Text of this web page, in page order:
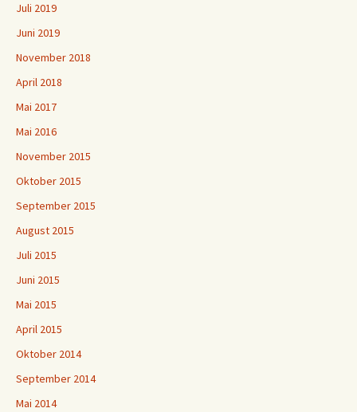
Juli 2019
Juni 2019
November 2018
April 2018
Mai 2017
Mai 2016
November 2015
Oktober 2015
September 2015
August 2015
Juli 2015
Juni 2015
Mai 2015
April 2015
Oktober 2014
September 2014
Mai 2014